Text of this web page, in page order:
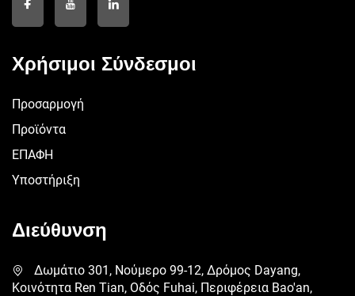
Χρήσιμοι Σύνδεσμοι
Προσαρμογή
Προϊόντα
ΕΠΑΦΗ
Υποστήριξη
Διεύθυνση
Δωμάτιο 301, Νούμερο 99-12, Δρόμος Dayang,
Κοινότητα Ren Tian, Οδός Fuhai, Περιφέρεια Bao'an,